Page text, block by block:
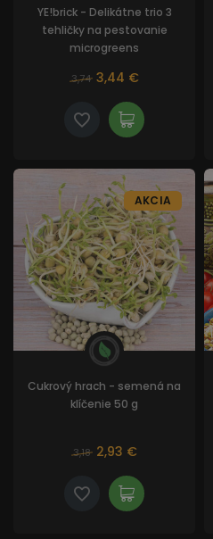
YE!brick - Delikátne trio 3
tehličky na pestovanie
microgreens
3,74 3,44 €
Cukrový hrach - semená na
klíčenie 50 g
3,18 2,93 €
AKCIA